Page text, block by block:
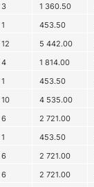
3 1 360.50
1 453.50
12 5 442.00
4 1 814.00
1 453.50
10 4 535.00
6 2 721.00
1 453.50
6 2 721.00
6 2 721.00